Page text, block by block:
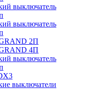
выключатель
выключатель
2П
4П
выключатель
выключатели